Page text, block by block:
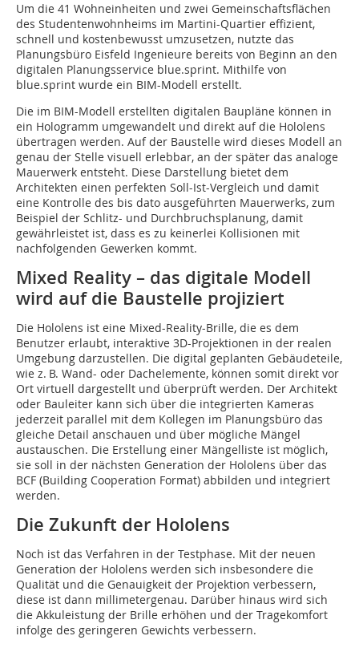
Um die 41 Wohneinheiten und zwei Gemeinschaftsflächen
des Studentenwohn­heims im Martini-Quartier effizient,
schnell und kostenbewusst umzusetzen, nutzte das
Planungsbüro Eisfeld Ingenieure bereits von Beginn an den
digitalen Planungsservice blue.sprint. Mithilfe von
blue.sprint wurde ein BIM-Modell erstellt.
Die im BIM-Modell erstellten digitalen Baupläne können in
ein Hologramm umgewandelt und direkt auf die Hololens
übertragen werden. Auf der Baustelle wird dieses Modell an
genau der Stelle visuell erlebbar, an der später das analoge
Mauerwerk entsteht. Diese Darstellung bietet dem
Architekten einen perfekten Soll-Ist-Vergleich und damit
eine Kontrolle des bis dato ausgeführten Mauerwerks, zum
Beispiel der Schlitz- und Durchbruchsplanung, damit
gewährleistet ist, dass es zu keinerlei Kollisionen mit
nachfolgenden Gewerken kommt.
Mixed Reality – das digitale Modell
wird auf die Baustelle projiziert
Die Hololens ist eine Mixed-Reality-Brille, die es dem
Benutzer erlaubt, interaktive 3D-Projek­tionen in der realen
Umgebung darzustellen. Die digital geplanten Gebäudeteile,
wie z. B. Wand- oder Dachelemente, können somit direkt vor
Ort virtuell dargestellt und überprüft werden. Der Architekt
oder Bauleiter kann sich über die integrierten Kameras
jederzeit parallel mit dem Kollegen im Planungsbüro das
gleiche Detail anschauen und über mögliche Mängel
austauschen. Die Erstellung einer Mängelliste ist möglich,
sie soll in der nächsten Generation der Hololens über das
BCF (Building Cooperation Format) abbilden und integriert
werden.
Die Zukunft der Hololens
Noch ist das Verfahren in der Testphase. Mit der neuen
Generation der Hololens werden sich insbesondere die
Qualität und die Genauigkeit der Projektion verbessern,
diese ist dann millimetergenau. Darüber hinaus wird sich
die Akkuleistung der Brille erhöhen und der Tragekomfort
infolge des geringeren Gewichts verbessern.